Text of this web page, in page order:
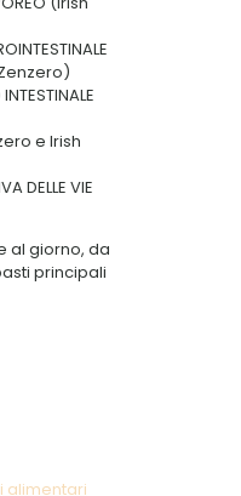
e Irish
DELLE VIE
al giorno, da
principali
alimentari